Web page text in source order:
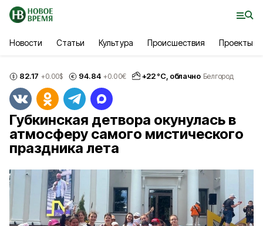
Новости Статьи Культура Происшествия Проекты
82.17 +0.00$ 94.84 +0.00€ +22°С, облачно Белгород
Губкинская детвора окунулась в
атмосферу самого мистического
праздника лета